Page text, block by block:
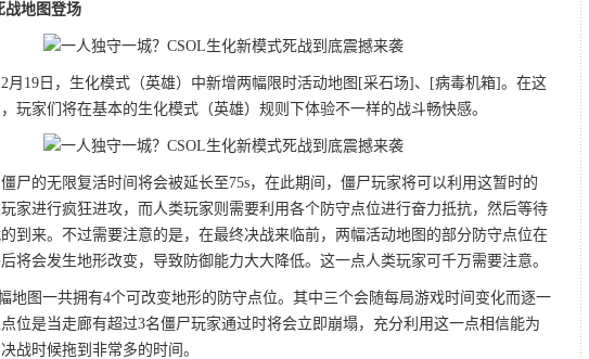
战地图登场
月19日，生化模式（英雄）中新增两幅限时活动地图[采石场]、[病毒机箱]。在这
玩家们将在基本的生化模式（英雄）规则下体验不一样的战斗畅快感。
尸的无限复活时间将会被延长至75s，在此期间，僵尸玩家将可以利用这暂时的
家进行疯狂进攻，而人类玩家则需要利用各个防守点位进行奋力抵抗，然后等待
到来。不过需要注意的是，在最终决战来临前，两幅活动地图的部分防守点位在
将会发生地形改变，导致防御能力大大降低。这一点人类玩家可千万需要注意。
地图一共拥有4个可改变地形的防守点位。其中三个会随每局游戏时间变化而逐一
位是当走廊有超过3名僵尸玩家通过时将会立即崩塌，充分利用这一点相信能为
战时候拖到非常多的时间。